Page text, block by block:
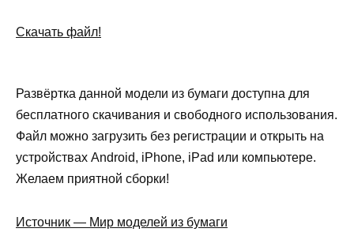
Скачать файл!
Развёртка данной модели из бумаги доступна для
бесплатного скачивания и свободного использования.
Файл можно загрузить без регистрации и открыть на
устройствах Android, iPhone, iPad или компьютере.
Желаем приятной сборки!
Источник — Мир моделей из бумаги